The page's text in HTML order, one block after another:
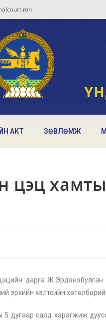
АКТ ЗӨВЛӨМЖ
цэц
дарга
эрхийн хэлтсийн
дугаар сард хэрэгжиж